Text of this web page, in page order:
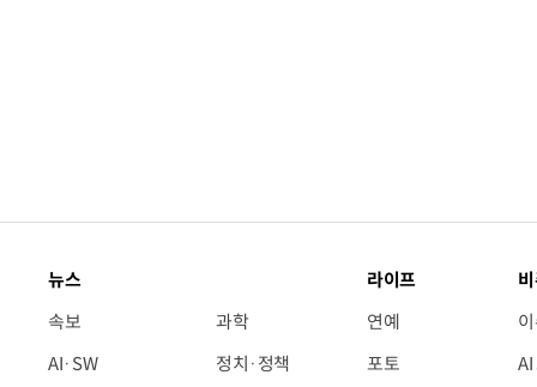
뉴스
속보
AI·SW
과학
정치·정책
라이프
연예
포토